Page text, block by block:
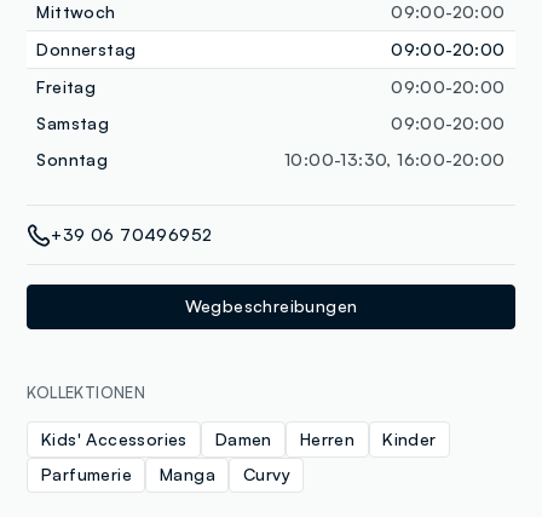
Mittwoch
09:00-20:00
Donnerstag
09:00-20:00
Freitag
09:00-20:00
Samstag
09:00-20:00
Sonntag
10:00-13:30, 16:00-20:00
+39 06 70496952
Wegbeschreibungen
KOLLEKTIONEN
Kids' Accessories Damen Herren
Kinder
Parfumerie
Manga Curvy